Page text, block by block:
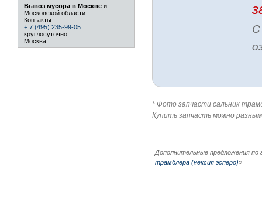
С
* Фото запчасти сальник
Купить запчасть можно
Дополнительные предложения
трамблера (нексия эсперо)»
Вывоз мусора в Москве и
Московской области
Контакты:
+ 7 (495) 235-99-05
круглосуточно
Москва